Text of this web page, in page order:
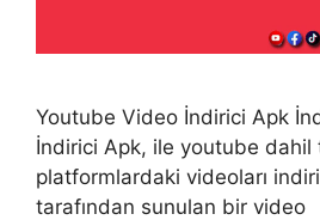
Youtube Video İndirici Apk
İndirici Apk, ile youtube dahil
platformlardaki videoları
tarafından sunulan bir video